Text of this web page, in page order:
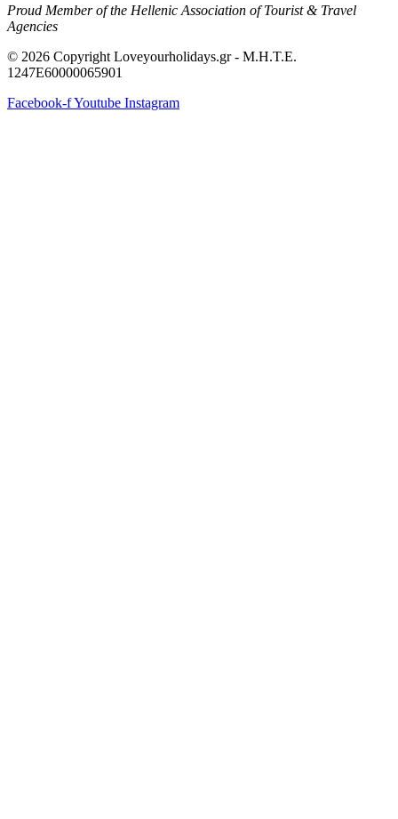
Proud Member of the Hellenic Association of Tourist & Travel
Agencies
© 2026 Copyright Loveyourholidays.gr - M.H.T.E.
1247Ε60000065901
Facebook-fYoutube Instagram